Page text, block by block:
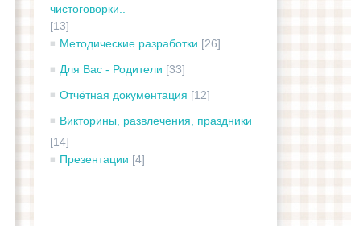
чистоговорки..
[13]
Методические разработки [26]
Для Вас - Родители [33]
Отчётная документация [12]
Викторины, развлечения, праздники
[14]
Презентации [4]